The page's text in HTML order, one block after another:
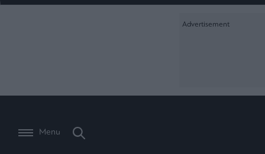
Menu
Ναυτιλία
Room
My
Story
Branded